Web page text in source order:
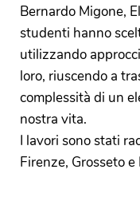
Bernardo Migone,
studenti hanno
utilizzando
loro, riuscendo a
complessità di un
nostra vita.
I lavori sono stati
Firenze, Grosseto e